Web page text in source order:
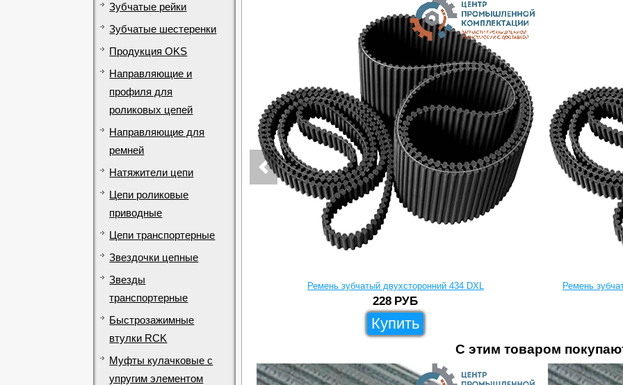
Зубчатые рейки
Зубчатые шестеренки
Продукция OKS
Направляющие и
профиля для
роликовых цепей
Направляющие для
ремней
Натяжители цепи
Цепи роликовые
приводные
Цепи транспортерные
Звездочки цепные
Звезды
транспортерные
Быстрозажимные
втулки RCK
Муфты кулачковые с
упругим элементом
Ремень зубчатый двухсторонний 434 DXL
228 РУБ
Купить
Ремень
С этим товаром